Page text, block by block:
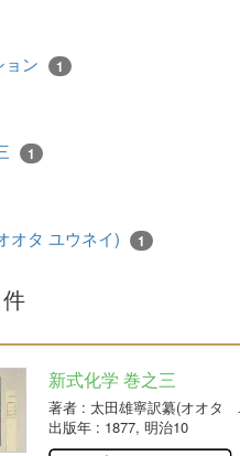
ョン 1
1
オタ ユウネイ) 1
新式化学 巻之三
著者 : 太田雄寧訳纂(オオタ
出版年 : 1877, 明治10